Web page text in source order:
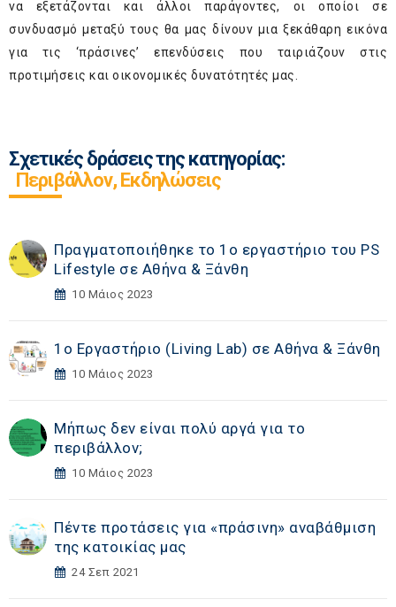
να εξετάζονται και άλλοι παράγοντες, οι οποίοι σε
συνδυασμό μεταξύ τους θα μας δίνουν μια ξεκάθαρη εικόνα
για τις ‘πράσινες’ επενδύσεις που ταιριάζουν στις
προτιμήσεις και οικονομικές δυνατότητές μας.
Σχετικές δράσεις της κατηγορίας:
Περιβάλλον, Εκδηλώσεις
Πραγματοποιήθηκε το 1ο εργαστήριο του PS
Lifestyle σε Αθήνα & Ξάνθη
10 Μάιος 2023
1ο Εργαστήριο (Living Lab) σε Αθήνα & Ξάνθη
10 Μάιος 2023
Μήπως δεν είναι πολύ αργά για το
περιβάλλον;
10 Μάιος 2023
Πέντε προτάσεις για «πράσινη» αναβάθμιση
της κατοικίας μας
24 Σεπ 2021